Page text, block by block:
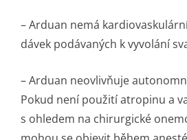
– Arduan nemá
dávek podávaných k vyvolání
– Arduan neovlivňuje
Pokud není použití atropinu a
s ohledem na chirurgické